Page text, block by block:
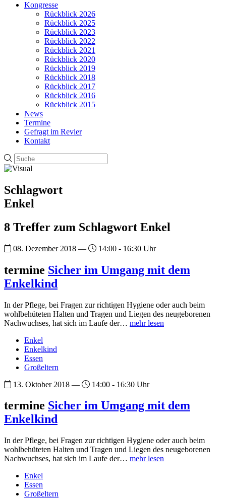
Kongresse
Rückblick 2026
Rückblick 2025
Rückblick 2023
Rückblick 2022
Rückblick 2021
Rückblick 2020
Rückblick 2019
Rückblick 2018
Rückblick 2017
Rückblick 2016
Rückblick 2015
News
Termine
Gefragt im Revier
Kontakt
Schlagwort
Enkel
8 Treffer zum Schlagwort Enkel
08. Dezember 2018 — 14:00 - 16:30 Uhr
termine Sicher im Umgang mit dem
Enkelkind
In der Pflege, bei Fragen zur richtigen Hygiene oder auch beim
wohlbehüteten Halten und Tragen und Liegen des neugeborenen
Nachwuchses, hat sich im Laufe der… mehr lesen
Enkel
Enkelkind
Essen
Großeltern
13. Oktober 2018 —
14:00 - 16:30 Uhr
termine Sicher im Umgang mit dem
Enkelkind
In der Pflege, bei Fragen zur richtigen Hygiene oder auch beim
wohlbehüteten Halten und Tragen und Liegen des neugeborenen
Nachwuchses, hat sich im Laufe der… mehr lesen
Enkel
Essen
Großeltern